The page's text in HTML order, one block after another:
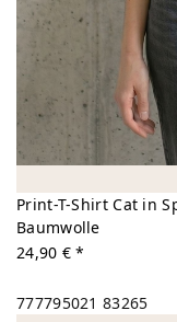
Print-T-Shirt Cat in
Baumwolle
24,90 € *
777795021 83265